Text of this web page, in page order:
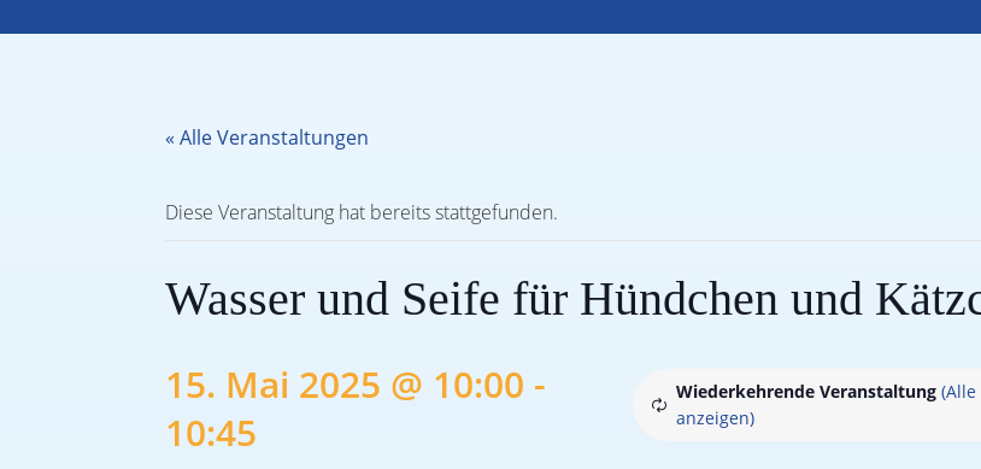
« Alle Veranstaltungen
Diese Veranstaltung hat bereits stattgefunden.
Wasser und Seife für Hündchen und
15. Mai 2025 @ 10:00 -
10:45
Wiederkehrende Veranstaltung(Alle
anzeigen)